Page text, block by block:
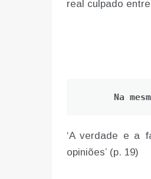
real culpado
Na
‘A verdade e a
opiniões’ (p. 19)